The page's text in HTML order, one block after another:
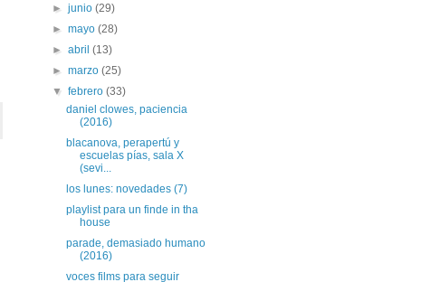
►junio(29)
►mayo(28)
►abril(13)
►marzo(25)
▼febrero(33)
daniel clowes, paciencia
(2016)
blacanova, perapertú y
escuelas pías, sala X
(sevi...
los lunes: novedades (7)
playlist para un finde in tha
house
parade, demasiado humano
(2016)
voces films para seguir